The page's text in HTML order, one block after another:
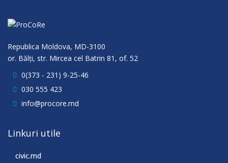
Republica Moldova, MD-3100
or. Bălţi, str. Mircea cel Batrin 81, of. 52
0(373 - 231) 9-25-46
030 555 423
info@procore.md
Linkuri utile
civic.md